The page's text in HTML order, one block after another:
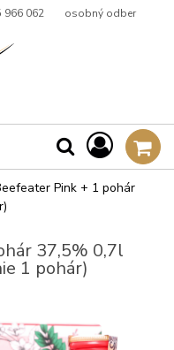
966 062 osobný odber
Pink + 1 pohár
37,5% 0,7l
1 pohár)